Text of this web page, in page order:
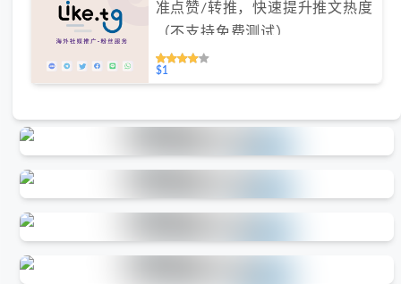
准点赞/转推，快速提升推文热度
（不支持免费测试）
$1